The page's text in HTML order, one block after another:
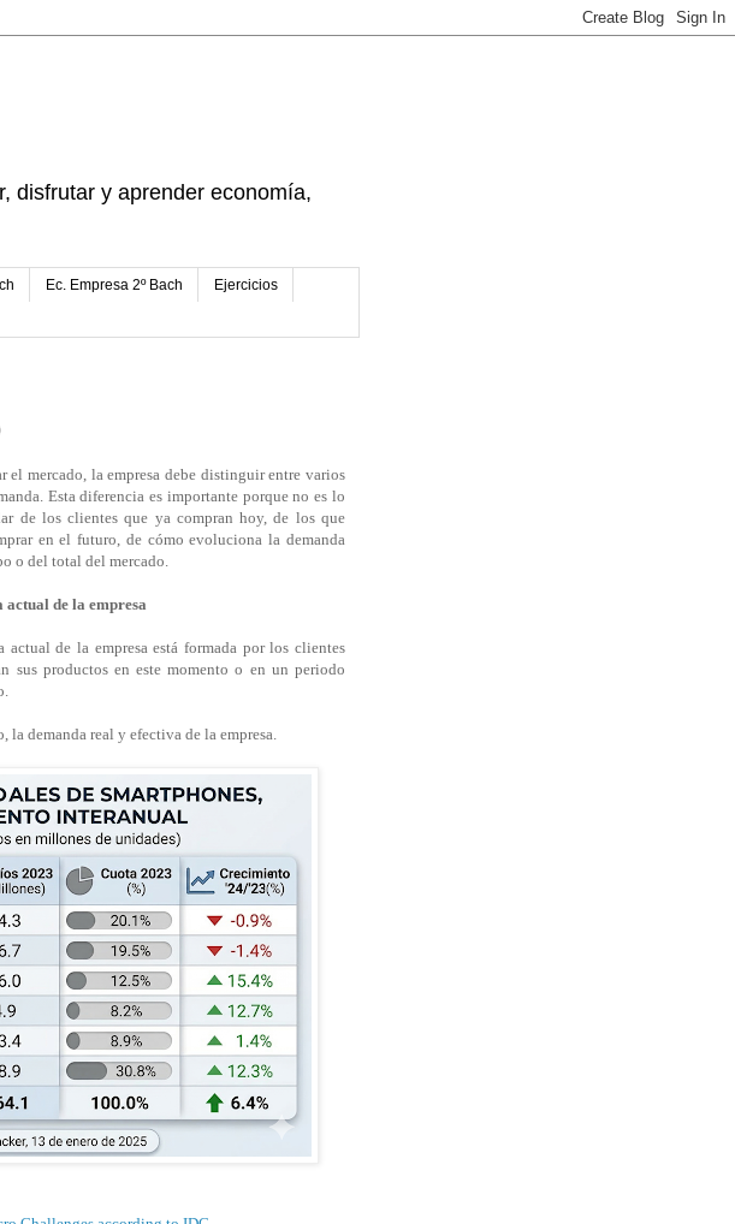
disfrutar y aprender economía,
Ec. Empresa 2º Bach Ejercicios
el mercado, la empresa debe distinguir entre varios
Esta diferencia es importante porque no es lo
de los clientes que ya compran hoy, de los que
en el futuro, de cómo evoluciona la demanda
o del total del mercado.
actual de la empresa
actual de la empresa está formada por los clientes
sus productos en este momento o en un periodo
la demanda real y efectiva de la empresa.